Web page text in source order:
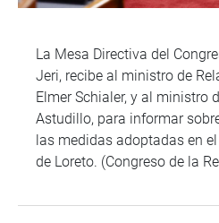
La Mesa Directiva del
Jeri, recibe al ministro de
Elmer Schialer, y al ministro
Astudillo, para informar
las medidas adoptadas en
de Loreto. (Congreso de la